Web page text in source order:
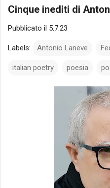
Cinque inediti di
Pubblicato il 5.7.23
Labels: Antonio Laneve
italian poetry poesia